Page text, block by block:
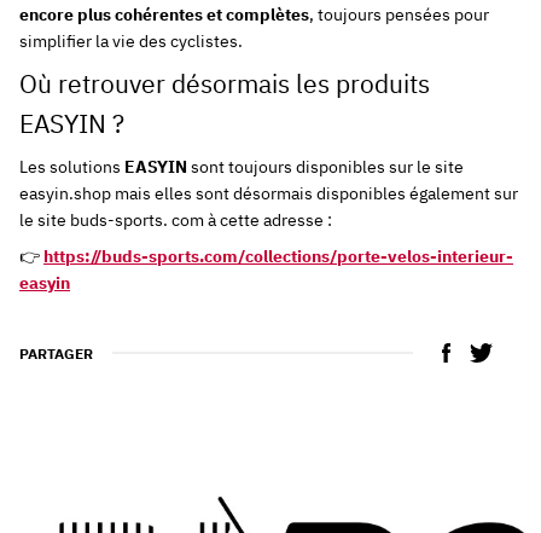
encore plus cohérentes et complètes, toujours pensées pour
simplifier la vie des cyclistes.
Où retrouver désormais les produits
EASYIN ?
Les solutions EASYIN sont toujours disponibles sur le site
easyin.shop mais elles sont désormais disponibles également sur
le site buds-sports. com à cette adresse :
👉 https://buds-sports.com/collections/porte-velos-interieur-
easyin
PARTAGER